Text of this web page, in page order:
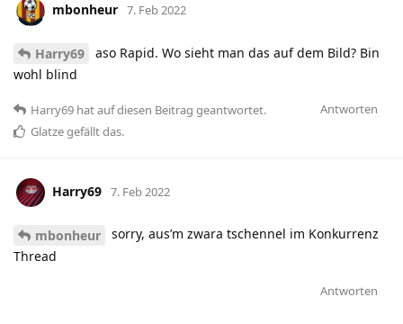
mbonheur 7. Feb 2022
Harry69
aso Rapid. Wo sieht man das auf dem Bild? Bin
wohl blind
Antworten
Harry69 hatauf diesen Beitrag geantwortet.
Glatzegefällt das.
Harry69 7. Feb 2022
mbonheur
sorry, aus’m zwara tschennel im Konkurrenz
Thread
Antworten